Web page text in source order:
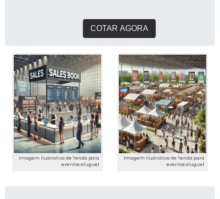
COTAR AGORA
Imagem ilustrativa de Tenda para
eventos aluguel
Imagem ilustrativa de Tenda para
eventos aluguel